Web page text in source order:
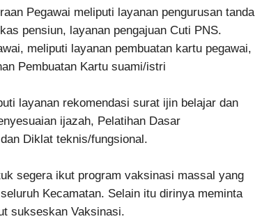
Pegawai meliputi layanan pengurusan tanda
pensiun, layanan pengajuan Cuti PNS.
meliputi layanan pembuatan kartu pegawai,
Pembuatan Kartu suami/istri
layanan rekomendasi surat ijin belajar dan
ijazah, Pelatihan Dasar
Diklat teknis/fungsional.
segera ikut program vaksinasi massal yang
Kecamatan. Selain itu dirinya meminta
sukseskan Vaksinasi.